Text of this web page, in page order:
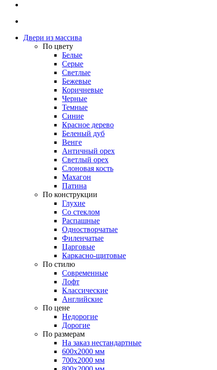
Двери из массива
По цвету
Белые
Серые
Светлые
Бежевые
Коричневые
Черные
Темные
Синие
Красное дерево
Беленый дуб
Венге
Античный орех
Светлый орех
Слоновая кость
Махагон
Патина
По конструкции
Глухие
Со стеклом
Распашные
Одностворчатые
Филенчатые
Царговые
Каркасно-щитовые
По стилю
Современные
Лофт
Классические
Английские
По цене
Недорогие
Дорогие
По размерам
На заказ нестандартные
600х2000 мм
700х2000 мм